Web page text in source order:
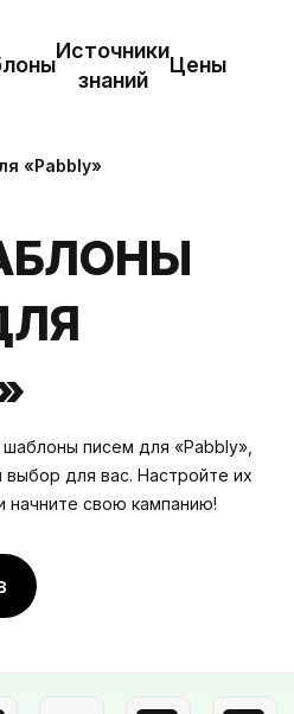
Источники
знаний
Цены
«Pabbly»
писем для «Pabbly»,
для вас. Настройте их
начните свою кампанию!